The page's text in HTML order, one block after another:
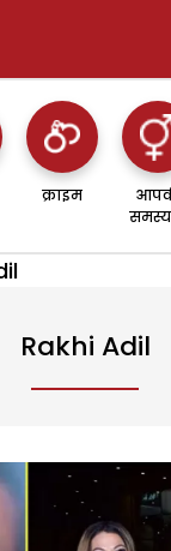
क्राइम
Rakhi Adil